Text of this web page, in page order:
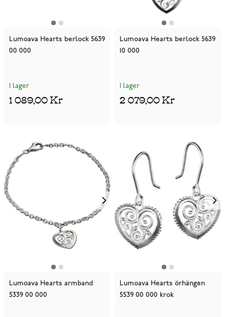
Lumoava Hearts berlock 5639
00 000
I lager
1 089,00 Kr
Lumoava Hearts berlock 5639
10 000
I lager
2 079,00 Kr
Lumoava Hearts armband
5339 00 000
Lumoava Hearts örhängen
5539 00 000 krok